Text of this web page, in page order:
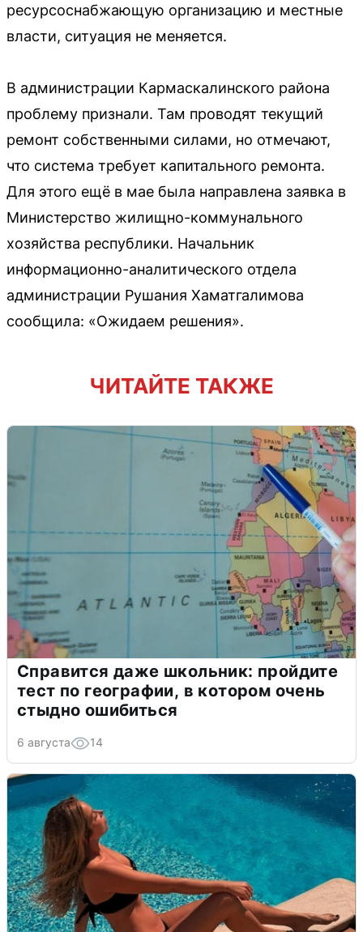
ресурсоснабжающую организацию и местные
власти, ситуация не меняется.
В администрации Кармаскалинского района
проблему признали. Там проводят текущий
ремонт собственными силами, но отмечают,
что система требует капитального ремонта.
Для этого ещё в мае была направлена заявка в
Министерство жилищно-коммунального
хозяйства республики. Начальник
информационно-аналитического отдела
администрации Рушания Хаматгалимова
сообщила: «Ожидаем решения».
ЧИТАЙТЕ ТАКЖЕ
Справится даже школьник: пройдите
тест по географии, в котором очень
стыдно ошибиться
6 августа 14